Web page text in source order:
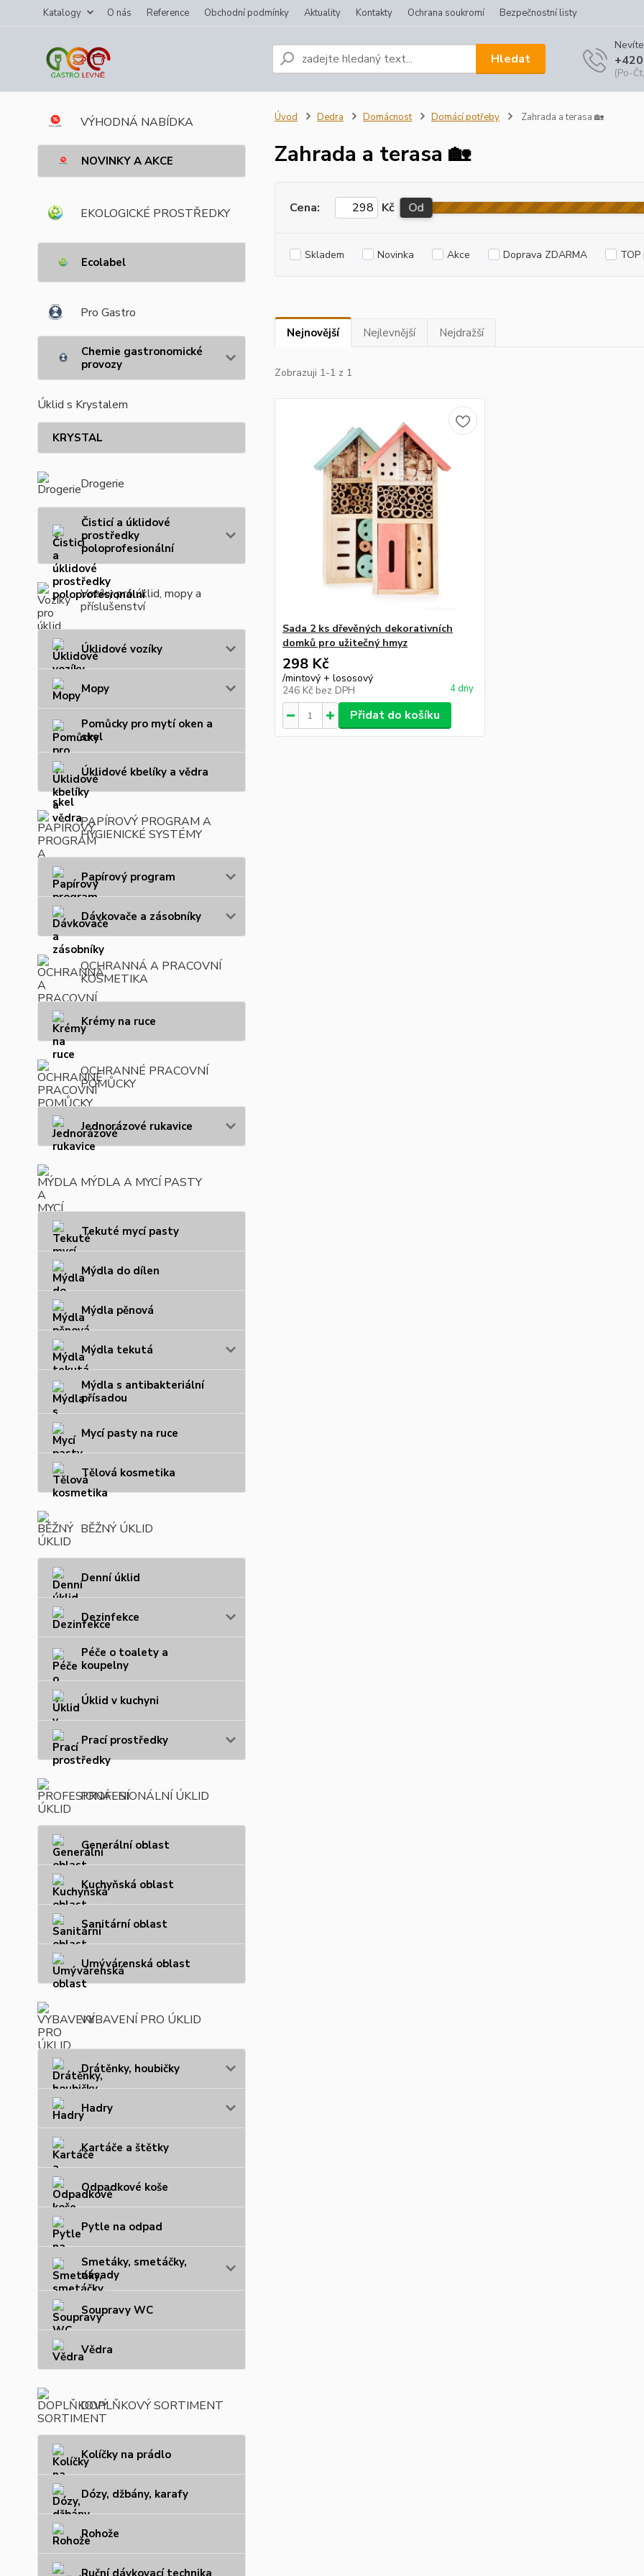
Katalogy O nás Reference Obchodní podmínky Aktuality Kontakty Ochrana soukromí Bezpečnostní listy
Hledat
(Po-
VÝHODNÁ NABÍDKA
NOVINKY A AKCE
EKOLOGICKÉ PROSTŘEDKY
Ecolabel
Pro Gastro
Chemie gastronomické
provozy
Úklid s Krystalem
KRYSTAL
Drogerie
Čisticí a úklidové
prostředky
poloprofesionální
Vozíky pro úklid, mopy a
příslušenství
Úklidové vozíky
Mopy
Pomůcky pro mytí oken a
skel
Úklidové kbelíky a vědra
PAPÍROVÝ PROGRAM A
HYGIENICKÉ SYSTÉMY
Papírový program
Dávkovače a zásobníky
OCHRANNÁ A PRACOVNÍ
KOSMETIKA
Krémy na ruce
OCHRANNÉ PRACOVNÍ
POMŮCKY
Jednorázové rukavice
MÝDLA A MYCÍ PASTY
Tekuté mycí pasty
Mýdla do dílen
Mýdla pěnová
Mýdla tekutá
Mýdla s antibakteriální
přísadou
Mycí pasty na ruce
Tělová kosmetika
BĚŽNÝ ÚKLID
Denní úklid
Dezinfekce
Péče o toalety a
koupelny
Úklid v kuchyni
Prací prostředky
PROFESIONÁLNÍ ÚKLID
Generální oblast
Kuchyňská oblast
Sanitární oblast
Umývárenská oblast
VYBAVENÍ PRO ÚKLID
Drátěnky, houbičky
Hadry
Kartáče a štětky
Odpadkové koše
Pytle na odpad
Smetáky, smetáčky,
násady
Soupravy WC
Vědra
DOPLŇKOVÝ SORTIMENT
Kolíčky na prádlo
Dózy, džbány, karafy
Rohože
Ruční dávkovací technika
Úvod Dedra Domácnost Domácí potřeby Zahrada a terasa 🏡
Zahrada a terasa 🏡
Cena: Kč Od
Skladem Novinka Akce Doprava ZDARMA
Nejnovější Nejlevnější Nejdražší
Zobrazuji 1-1 z 1
Sada 2 ks dřevěných dekorativních
domků pro užitečný hmyz
298 Kč
/mintový + lososový
246 Kč bez DPH 4 dny
Přidat do košíku